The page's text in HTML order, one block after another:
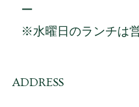
ー
※水曜日のランチは
ADDRESS